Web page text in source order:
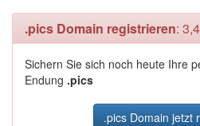
.pics Domain registrieren:
Sichern Sie sich noch heute Ihre
Endung .pics
.pics Domain jetzt